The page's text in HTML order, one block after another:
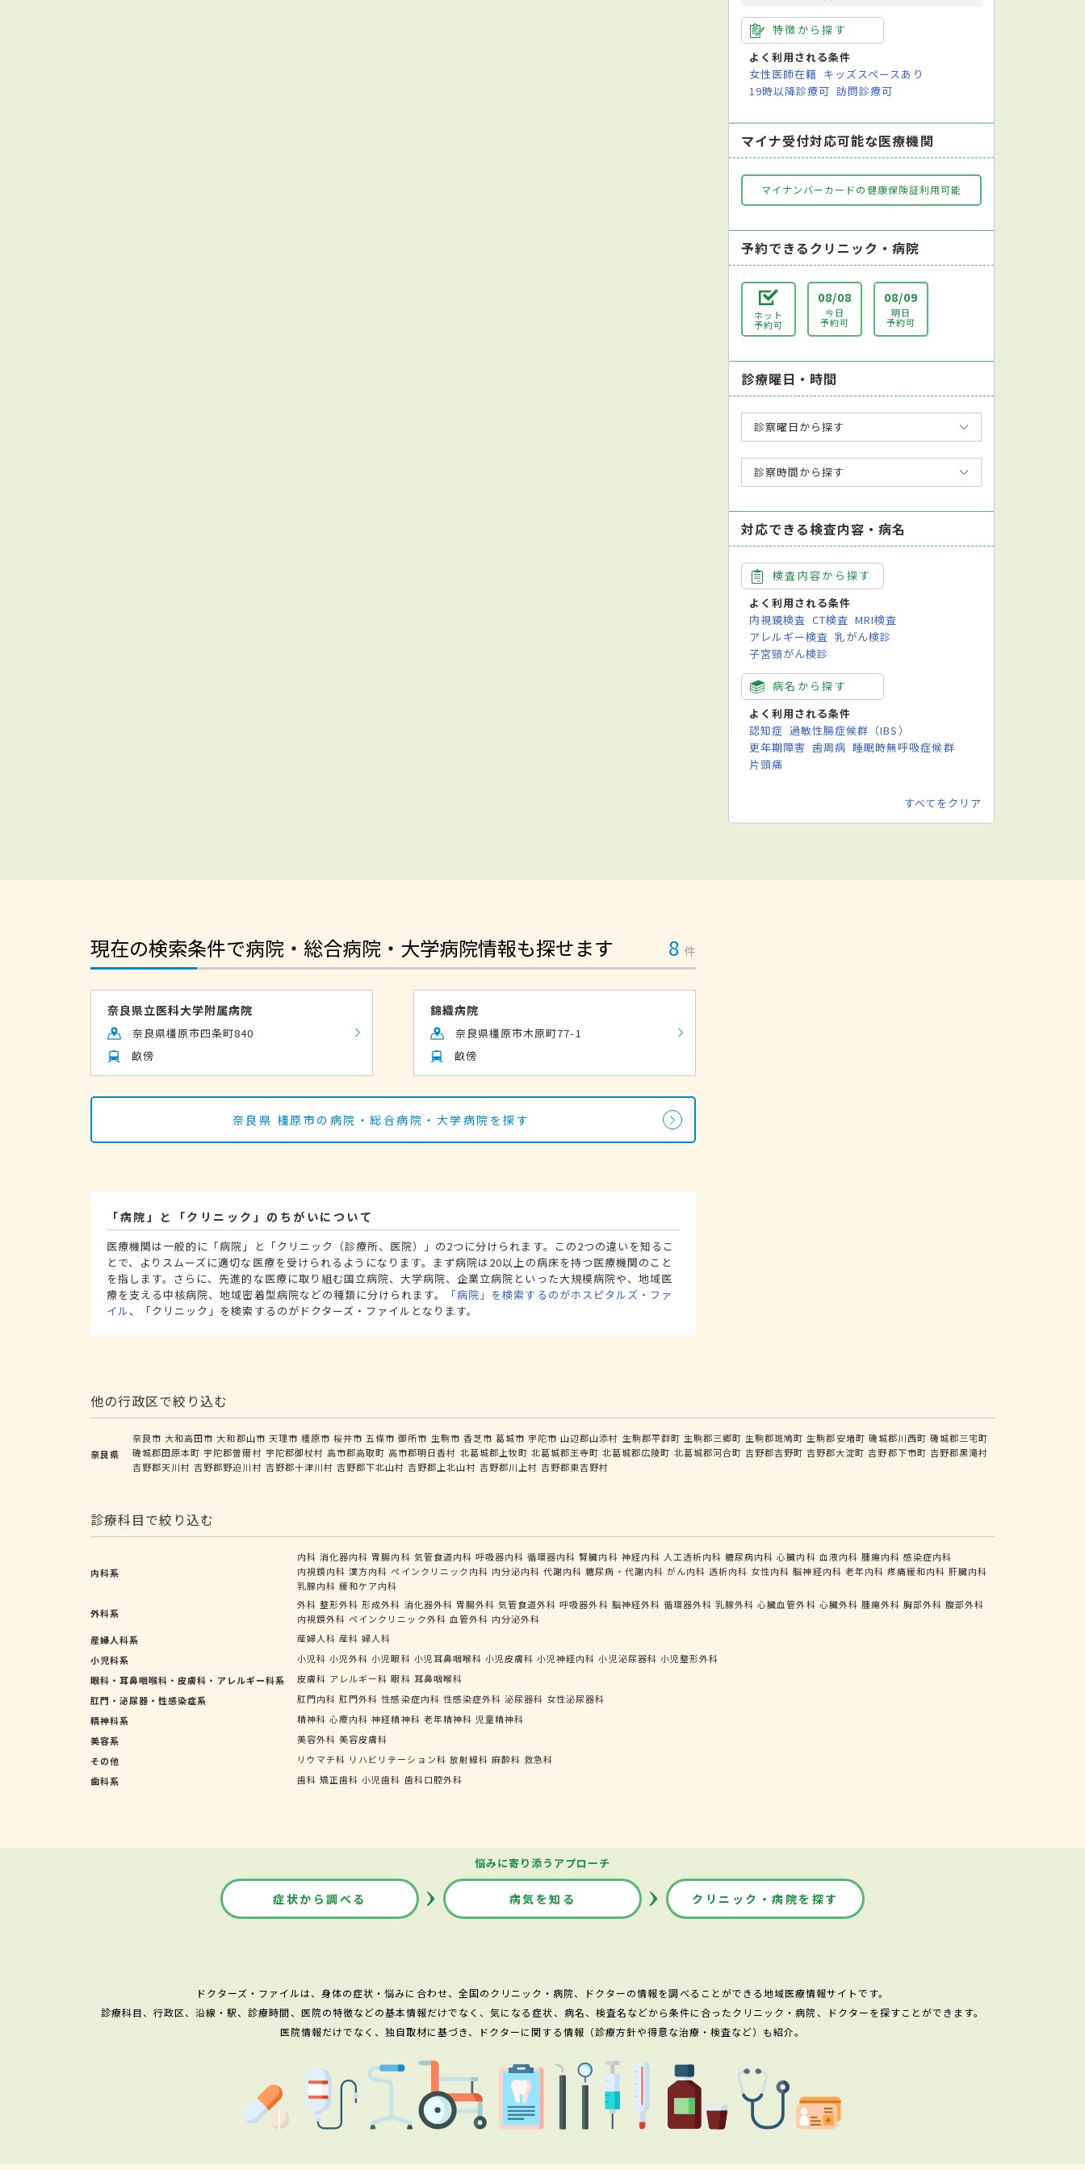
特徴から探す
よく利用される条件
女性医師在籍 キッズスペースあり
19時以降診療可 訪問診療可
マイナ受付対応可能な医療機関
マイナンバーカードの健康保険証利用可能
予約できるクリニック・病院
ネット
予約可
08/08
今日
予約可
08/09
明日
予約可
診療曜日・時間
診察曜日から探す
診察時間から探す
対応できる検査内容・病名
検査内容から探す
よく利用される条件
内視鏡検査 CT検査 MRI検査
アレルギー検査 乳がん検診
子宮頸がん検診
病名から探す
よく利用される条件
認知症 過敏性腸症候群（IBS）
更年期障害 歯周病 睡眠時無呼吸症候群
片頭痛
すべてをクリア
現在の検索条件で病院・総合病院・大学病院情報も探せます 8 件
奈良県立医科大学附属病院
奈良県橿原市四条町840
畝傍
錦織病院
奈良県橿原市木原町77-1
畝傍
奈良県 橿原市の病院・総合病院・大学病院を探す
「病院」と「クリニック」のちがいについて
医療機関は一般的に「病院」と「クリニック（診療所、医院）」の2つに分けられます。この2つの違いを知るこ
とで、よりスムーズに適切な医療を受けられるようになります。まず病院は20以上の病床を持つ医療機関のこと
を指します。さらに、先進的な医療に取り組む国立病院、大学病院、企業立病院といった大規模病院や、地域医
療を支える中核病院、地域密着型病院などの種類に分けられます。
「病院」を検索するのがホスピタルズ・ファ
イル、「クリニック」を検索するのがドクターズ・ファイルとなります。
他の行政区で絞り込む
奈良県
奈良市 大和高田市 大和郡山市 天理市 橿原市 桜井市 五條市 御所市 生駒市 香芝市 葛城市 宇陀市 山辺郡山添村 生駒郡平群町 生駒郡三郷町 生駒郡斑鳩町 生駒郡安堵町 磯城郡川西町 磯城郡三宅町
磯城郡田原本町 宇陀郡曽爾村 宇陀郡御杖村 高市郡高取町 高市郡明日香村 北葛城郡上牧町 北葛城郡王寺町 北葛城郡広陵町 北葛城郡河合町 吉野郡吉野町 吉野郡大淀町 吉野郡下市町 吉野郡黒滝村
吉野郡天川村 吉野郡野迫川村 吉野郡十津川村 吉野郡下北山村 吉野郡上北山村 吉野郡川上村 吉野郡東吉野村
診療科目で絞り込む
内科系
内科 消化器内科 胃腸内科 気管食道内科 呼吸器内科 循環器内科 腎臓内科 神経内科 人工透析内科 糖尿病内科 心臓内科 血液内科 腫瘍内科 感染症内科
内視鏡内科 漢方内科 ペインクリニック内科 内分泌内科 代謝内科 糖尿病・代謝内科 がん内科 透析内科 女性内科 脳神経内科 老年内科 疼痛緩和内科 肝臓内科
乳腺内科 緩和ケア内科
外科系
外科 整形外科 形成外科 消化器外科 胃腸外科 気管食道外科 呼吸器外科 脳神経外科 循環器外科 乳腺外科 心臓血管外科 心臓外科 腫瘍外科 胸部外科 腹部外科
内視鏡外科 ペインクリニック外科 血管外科 内分泌外科
産婦人科系
産婦人科 産科 婦人科
小児科系
小児科 小児外科 小児眼科 小児耳鼻咽喉科 小児皮膚科 小児神経内科 小児泌尿器科 小児整形外科
眼科・耳鼻咽喉科・皮膚科・アレルギー科系
皮膚科 アレルギー科 眼科 耳鼻咽喉科
肛門・泌尿器・性感染症系
肛門内科 肛門外科 性感染症内科 性感染症外科 泌尿器科 女性泌尿器科
精神科系
精神科 心療内科 神経精神科 老年精神科 児童精神科
美容系
美容外科 美容皮膚科
その他
リウマチ科 リハビリテーション科 放射線科 麻酔科 救急科
歯科系
歯科 矯正歯科 小児歯科 歯科口腔外科
悩みに寄り添うアプローチ
症状から調べる 病気を知る クリニック・病院を探す
ドクターズ・ファイルは、身体の症状・悩みに合わせ、全国のクリニック・病院、ドクターの情報を調べることができる地域医療情報サイトです。
診療科目、行政区、沿線・駅、診療時間、医院の特徴などの基本情報だけでなく、気になる症状、病名、検査名などから条件に合ったクリニック・病院、ドクターを探すことができます。
医院情報だけでなく、独自取材に基づき、ドクターに関する情報（診療方針や得意な治療・検査など）も紹介。